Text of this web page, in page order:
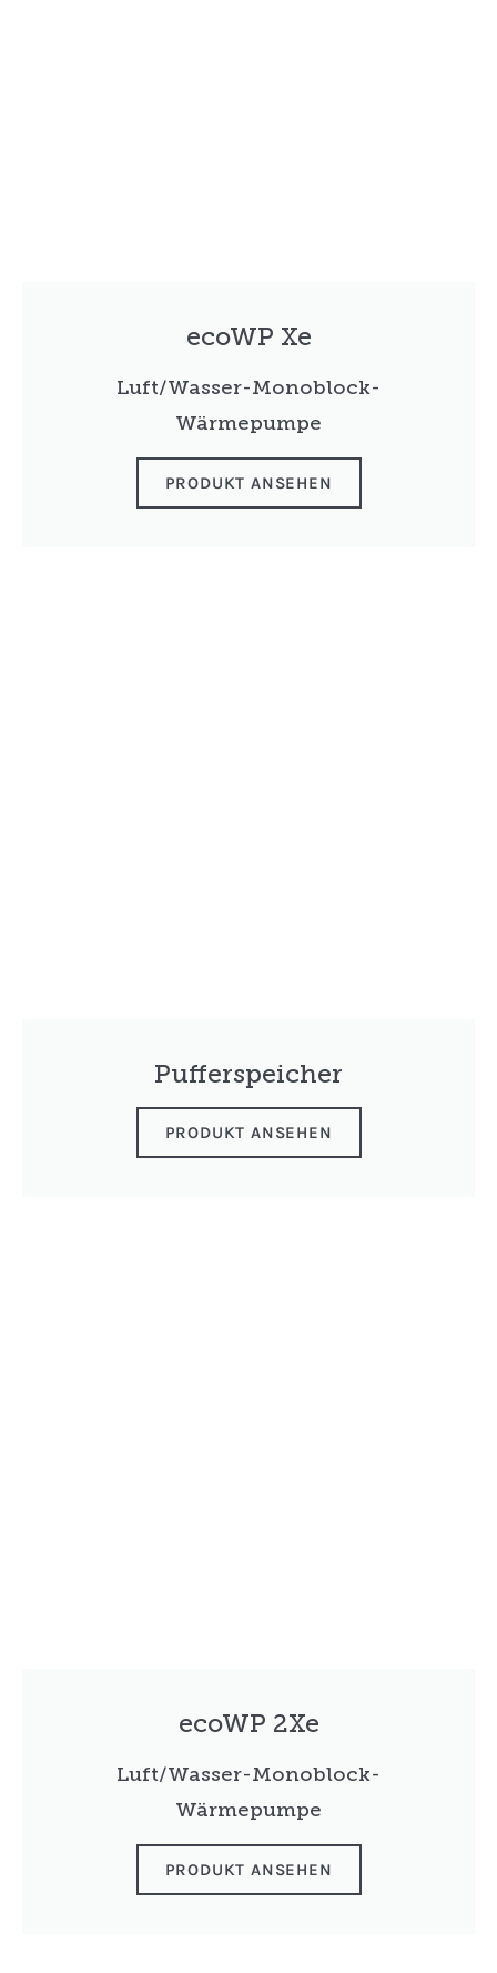
ecoWP Xe
Luft/Wasser-Monoblock-
Wärmepumpe
PRODUKT ANSEHEN
Pufferspeicher
PRODUKT ANSEHEN
ecoWP 2Xe
Luft/Wasser-Monoblock-
Wärmepumpe
PRODUKT ANSEHEN